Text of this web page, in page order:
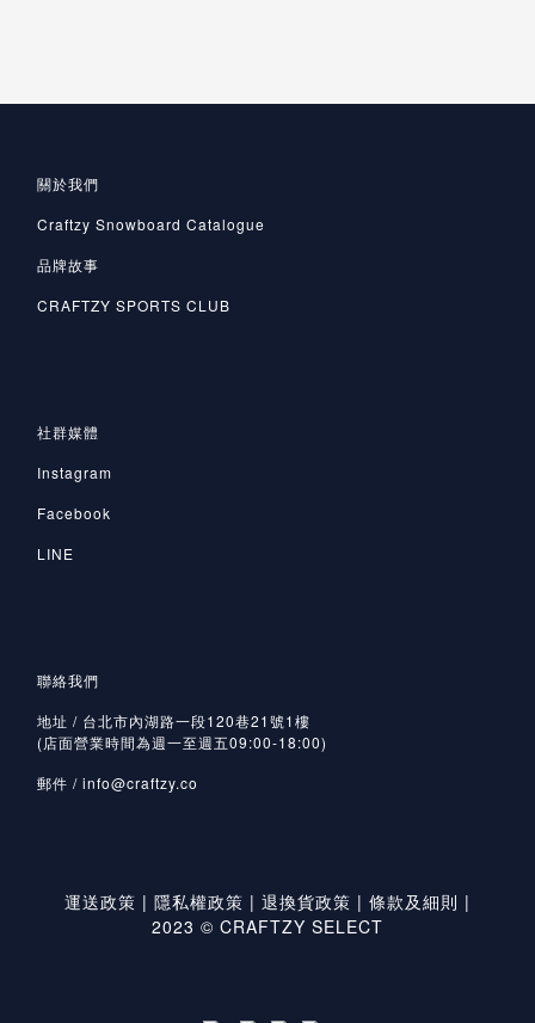
關於我們
Craftzy Snowboard Catalogue
品牌故事
CRAFTZY SPORTS CLUB
社群媒體
Instagram
Facebook
LINE
聯絡我們
地址 / 台北市內湖路一段120巷21號1樓
(店面營業時間為週一至週五09:00-18:00)
郵件 / info@craftzy.co
運送政策 | 隱私權政策 | 退換貨政策 | 條款及細則 |
2023 © CRAFTZY SELECT